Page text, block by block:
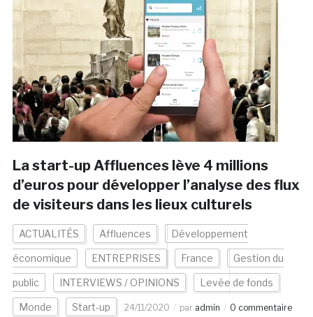
La start-up Affluences lève 4 millions
d’euros pour développer l’analyse des flux
de visiteurs dans les lieux culturels
ACTUALITÉS Affluences Développement
économique ENTREPRISES France Gestion du
public INTERVIEWS / OPINIONS Levée de fonds
Monde Start-up 24/11/2020 par admin 0 commentaire